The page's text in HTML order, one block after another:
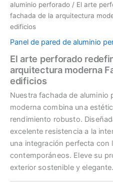
aluminio perforado / El arte
fachada de la arquitectura
edificios
Panel de pared de aluminio
El arte perforado
arquitectura moderna
edificios
Nuestra fachada de aluminio
moderna combina una
rendimiento robusto.
excelente resistencia a la
una integración perfecta con
contemporáneos. Eleve su
exterior sostenible y elegante.